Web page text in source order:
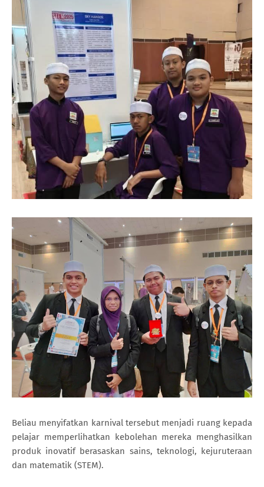
Beliau menyifatkan karnival tersebut menjadi ruang kepada
pelajar memperlihatkan kebolehan mereka menghasilkan
produk inovatif berasaskan sains, teknologi, kejuruteraan
dan matematik (STEM).